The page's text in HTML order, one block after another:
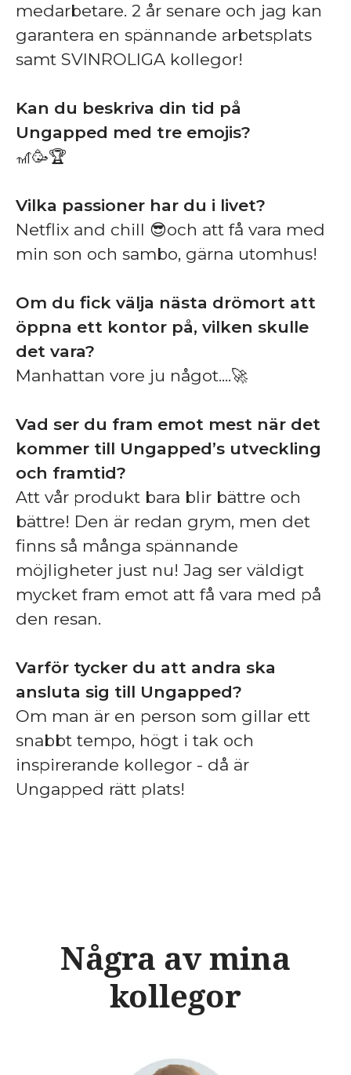
medarbetare. 2 år senare och jag kan
garantera en spännande arbetsplats
samt SVINROLIGA kollegor!
Kan du beskriva din tid på
Ungapped med tre emojis?
🎢🥳🏆
Vilka passioner har du i livet?
Netflix and chill 😎och att få vara med
min son och sambo, gärna utomhus!
Om du fick välja nästa drömort att
öppna ett kontor på, vilken skulle
det vara?
Manhattan vore ju något....🚀
Vad ser du fram emot mest när det
kommer till Ungapped’s utveckling
och framtid?
Att vår produkt bara blir bättre och
bättre! Den är redan grym, men det
finns så många spännande
möjligheter just nu! Jag ser väldigt
mycket fram emot att få vara med på
den resan.
Varför tycker du att andra ska
ansluta sig till Ungapped?
Om man är en person som gillar ett
snabbt tempo, högt i tak och
inspirerande kollegor - då är
Ungapped rätt plats!
Några av mina
kollegor